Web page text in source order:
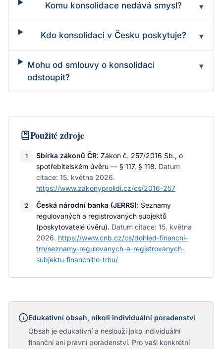
Komu konsolidace nedává smysl? ▾
Kdo konsolidaci v Česku poskytuje? ▾
Mohu od smlouvy o konsolidaci
odstoupit?
▾
Použité zdroje
1 Sbírka zákonů ČR: Zákon č. 257/2016 Sb., o
spotřebitelském úvěru — § 117, § 118. Datum
citace: 15. května 2026.
https://www.zakonyprolidi.cz/cs/2016-257
2 Česká národní banka (JERRS): Seznamy
regulovaných a registrovaných subjektů
(poskytovatelé úvěru). Datum citace: 15. května
2026. https://www.cnb.cz/cs/dohled-financni-
trh/seznamy-regulovanych-a-registrovanych-
subjektu-financniho-trhu/
Edukativní obsah, nikoli individuální poradenství
Obsah je edukativní a neslouží jako individuální
finanční ani právní poradenství. Pro vaši konkrétní